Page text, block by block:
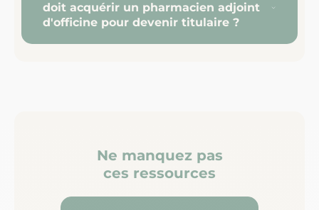
doit acquérir un pharmacien adjoint
d'officine pour devenir titulaire ?
Ne manquez pas
ces ressources